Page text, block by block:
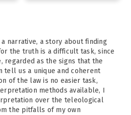
narrative, a story about finding
the truth is a difficult task, since
regarded as the signs that the
tell us a unique and coherent
of the law is no easier task,
methods available, I
over the teleological
the pitfalls of my own